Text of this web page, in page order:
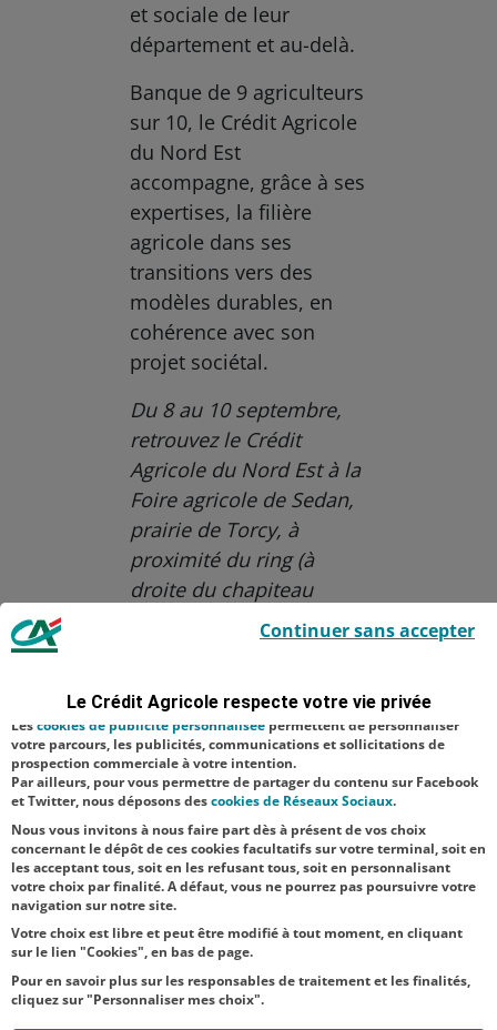
et sociale de leur
département et au-delà.
Banque de 9 agriculteurs
sur 10, le Crédit Agricole
du Nord Est
accompagne, grâce à ses
expertises, la filière
agricole dans ses
transitions vers des
modèles durables, en
cohérence avec son
projet sociétal.
Du 8 au 10 septembre,
retrouvez le Crédit
Agricole du Nord Est à la
Foire agricole de Sedan,
prairie de Torcy, à
proximité du ring (à
droite du chapiteau
Agriculture
Économie
RSE
NOS
ACTUALITÉS
TOUTES NOS ACTUALITÉS
Le Crédit Agricole respecte votre vie privée
indispensables car utilisés à des fins de bon fonctionnement et de
sécurité ; d’autres sont facultatifs. Les
satisfaction facultatifs.
Lescookies de publicité personnalisée permettent de personnaliser
votre parcours, les publicités, communications et sollicitations de
prospection commerciale à votre intention.
Par ailleurs, pour vous permettre de partager du contenu sur Facebook
et Twitter, nous déposons descookies de Réseaux Sociaux.
Nous vous invitons à nous faire part dès à présent de vos choix
concernant le dépôt de ces cookies facultatifs sur votre terminal, soit en
les acceptant tous, soit en les refusant tous, soit en personnalisant
votre choix par finalité. A défaut, vous ne pourrez pas poursuivre votre
navigation sur notre site.
Votre choix est libre et peut être modifié à tout moment, en cliquant
sur le lien "Cookies", en bas de page.
Pour en savoir plus sur les responsables de traitement et les finalités,
cliquez sur "Personnaliser mes choix".
Continuer sans accepter